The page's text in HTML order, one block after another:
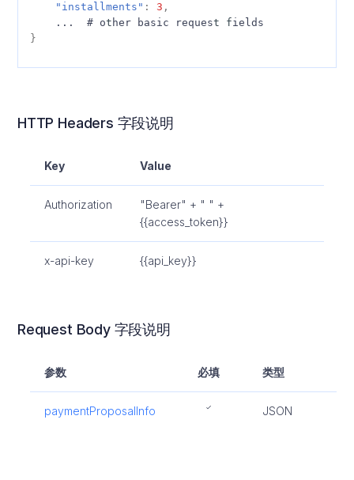
"installments" : 3 ,
...
# ot her basic request fields
}
HTTP Headers 字段说明
Key Value
Authorization
"Bearer" + " " +
{{access_token}}
x-api-key {{api_key}}
Request Body 字段说明
参数 必填 类型
paymentProposalInfo JSON